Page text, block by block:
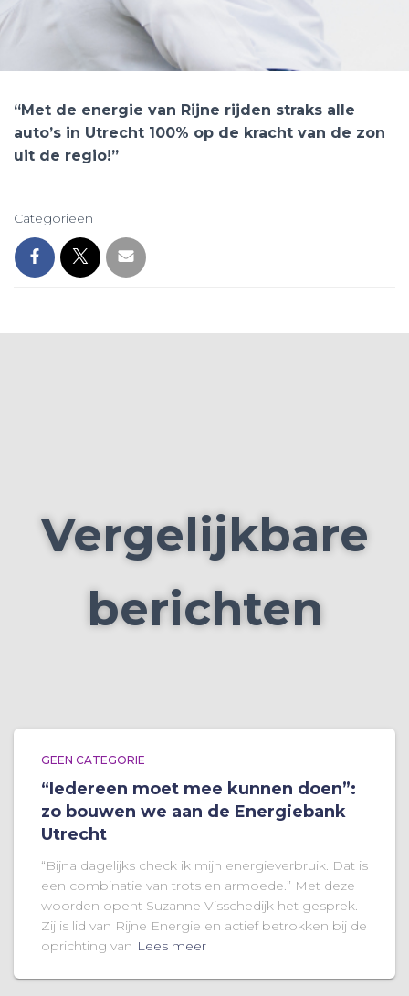
“Met de energie van Rijne rijden straks alle
auto’s in Utrecht 100% op de kracht van de zon
uit de regio!”
Categorieën
Vergelijkbare
berichten
GEEN CATEGORIE
“Iedereen moet mee kunnen doen”:
zo bouwen we aan de Energiebank
Utrecht
“Bijna dagelijks check ik mijn energieverbruik. Dat is
een combinatie van trots en armoede.” Met deze
woorden opent Suzanne Visschedijk het gesprek.
Zij is lid van Rijne Energie en actief betrokken bij de
oprichting van Lees meer